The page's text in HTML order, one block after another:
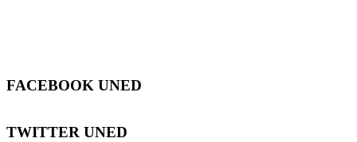
FACEBOOK UNED
TWITTER UNED